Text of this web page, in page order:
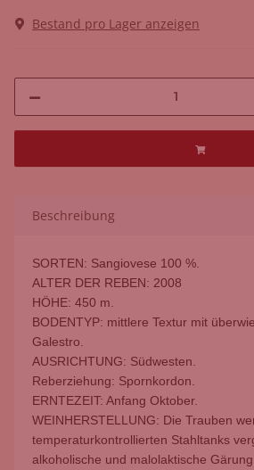
Bestand pro Lager anzeigen
Beschreibung
SORTEN: Sangiovese 100 %.
ALTER DER REBEN: 2008
HÖHE: 450 m.
BODENTYP: mittlere Textur mit
Galestro.
AUSRICHTUNG: Südwesten.
Reberziehung: Spornkordon.
ERNTEZEIT: Anfang Oktober.
WEINHERSTELLUNG: Die Trauben
temperaturkontrollierten Stahltanks
alkoholische und malolaktische